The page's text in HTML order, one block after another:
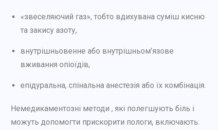
«звеселяючий газ», тобто вдихувана суміш кисню
та закису азоту,
внутрішньовенне або внутрішньом’язове
вживання опіоїдів,
епідуральна, спінальна анестезія або їх комбінація.
Немедикаментозні методи , які полегшують біль і
можуть допомогти прискорити пологи, включають: